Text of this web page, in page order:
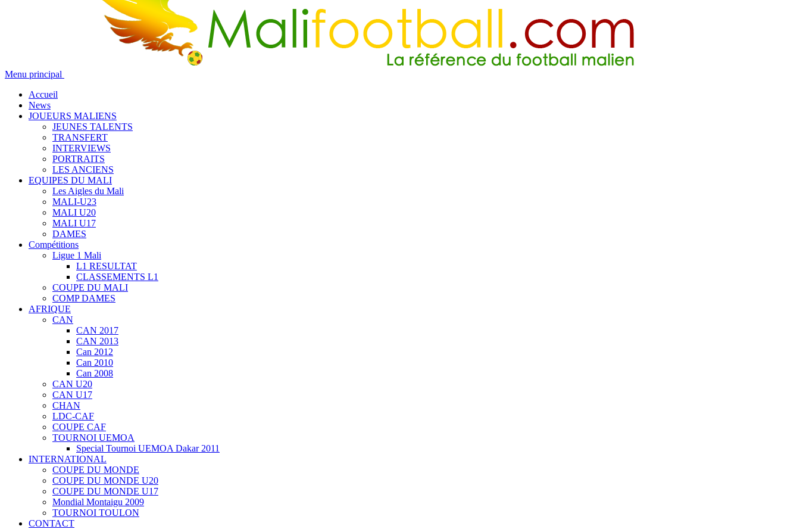
Menu principal
Accueil
News
JOUEURS MALIENS
JEUNES TALENTS
TRANSFERT
INTERVIEWS
PORTRAITS
LES ANCIENS
EQUIPES DU MALI
Les Aigles du Mali
MALI-U23
MALI U20
MALI U17
DAMES
Compétitions
Ligue 1 Mali
L1 RESULTAT
CLASSEMENTS L1
COUPE DU MALI
COMP DAMES
AFRIQUE
CAN
CAN 2017
CAN 2013
Can 2012
Can 2010
Can 2008
CAN U20
CAN U17
CHAN
LDC-CAF
COUPE CAF
TOURNOI UEMOA
Special Tournoi UEMOA Dakar 2011
INTERNATIONAL
COUPE DU MONDE
COUPE DU MONDE U20
COUPE DU MONDE U17
Mondial Montaigu 2009
TOURNOI TOULON
CONTACT